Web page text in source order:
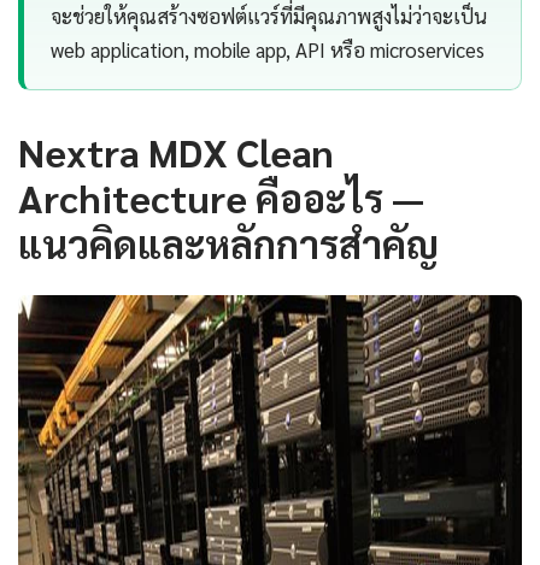
จะช่วยให้คุณสร้างซอฟต์แวร์ที่มีคุณภาพสูงไม่ว่าจะเป็น
web application, mobile app, API หรือ microservices
Nextra MDX Clean
Architecture คืออะไร —
แนวคิดและหลักการสำคัญ